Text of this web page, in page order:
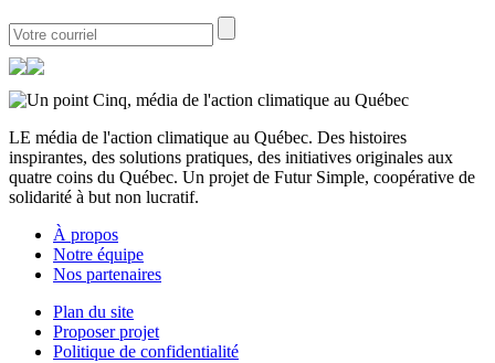
LE média de l'action climatique au Québec. Des histoires
inspirantes, des solutions pratiques, des initiatives originales aux
quatre coins du Québec. Un projet de Futur Simple, coopérative de
solidarité à but non lucratif.
À propos
Notre équipe
Nos partenaires
Plan du site
Proposer projet
Politique de confidentialité